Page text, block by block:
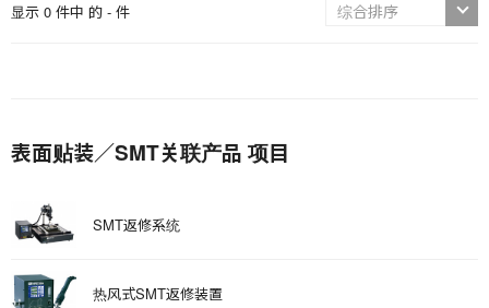
显示 0 件中 的 - 件
表面贴装／SMT关联产品 项目
SMT返修系统
热风式SMT返修装置